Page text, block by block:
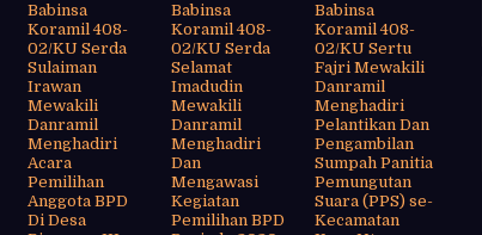
Babinsa
Koramil 408-
02/KU Serda
Sulaiman
Irawan
Mewakili
Danramil
Menghadiri
Acara
Pemilihan
Anggota BPD
Di Desa
Babinsa
Koramil 408-
02/KU Serda
Selamat
Imadudin
Mewakili
Danramil
Menghadiri
Dan
Mengawasi
Kegiatan
Pemilihan BPD
Babinsa
Koramil 408-
02/KU Sertu
Fajri Mewakili
Danramil
Menghadiri
Pelantikan Dan
Pengambilan
Sumpah Panitia
Pemungutan
Suara (PPS) se-
Kecamatan